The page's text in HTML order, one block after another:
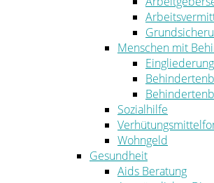
Menschen mit
Sozialhilfe
Wohngeld
Gesundheit
Aids Beratung